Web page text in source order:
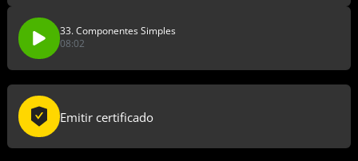
33. Componentes Simples
08:02
Emitir certificado